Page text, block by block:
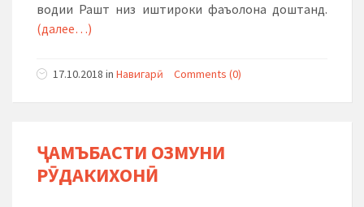
водии Рашт низ иштироки фаъолона доштанд.
(далее…)
17.10.2018 in Навигарӣ Comments (0)
ҶАМЪБАСТИ ОЗМУНИ
РӮДАКИХОНӢ